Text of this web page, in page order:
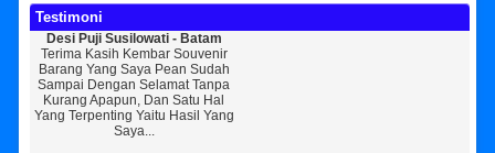
Testimoni
Susilowati - Batam
Kasih Kembar Souvenir
Yang Saya Pean Sudah
Dengan Selamat Tanpa
Apapun, Dan Satu Hal
Yaitu Hasil Yang
Bayu Kurniawan - Jakarta Pusat
Sedikit Membagikan Kisah Sukses
Saya, Perkenalkan Pak Saya Bayu
Kurniawan Reseller Patung
Wisuda Dan Souvenir Wisuda Di
Kembar Souvenir, Sebetulnya S...